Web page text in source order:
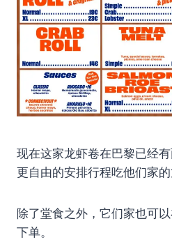
现在这家龙虾卷在巴黎已经
更自由的安排行程吃他们家的
除了堂食之外，它们家也可
下单。